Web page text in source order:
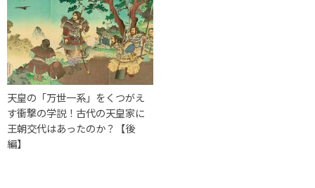
天皇の「万世一系」をくつがえ
す衝撃の学説！古代の天皇家に
王朝交代はあったのか？【後
編】